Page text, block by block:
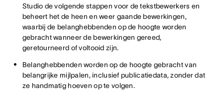
Studio de volgende stappen voor de tekstbewerkers en
beheert het de heen en weer gaande bewerkingen,
waarbij de belanghebbenden op de hoogte worden
gebracht wanneer de bewerkingen gereed,
geretourneerd of voltooid zijn.
Belanghebbenden worden op de hoogte gebracht van
belangrijke mijlpalen, inclusief publicatiedata, zonder dat
ze handmatig hoeven op te volgen.